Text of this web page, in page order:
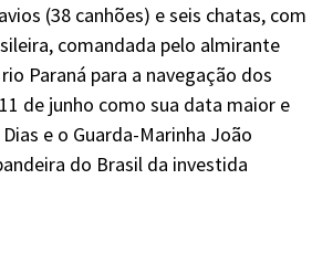
(38 canhões) e seis chatas, com
comandada pelo almirante
Paraná para a navegação dos
de junho como sua data maior e
e o Guarda-Marinha João
do Brasil da investida